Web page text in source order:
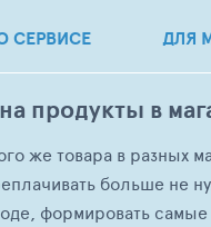
СЕРВИСЕ ДЛЯ
продукты в
же товара в разных
больше не
формировать